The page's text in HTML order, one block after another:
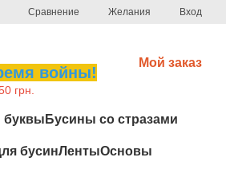
Сравнение Желания Вход
войны!
грн.
Мой заказ
буквы Бусины со стразами
бусинЛентыОсновы